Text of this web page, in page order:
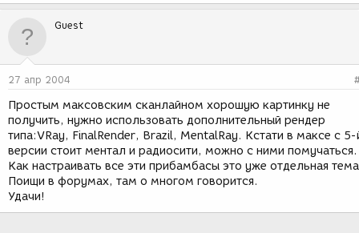
Guest
27 апр 2004
Простым максовским сканлайном хорошую картинку не
получить, нужно использовать дополнительный рендер
типа:VRay, FinalRender, Brazil, MentalRay. Кстати в максе с 5-
версии стоит ментал и радиосити, можно с ними помучаться.
Как настраивать все эти прибамбасы это уже отдельная
Поищи в форумах, там о многом говорится.
Удачи!